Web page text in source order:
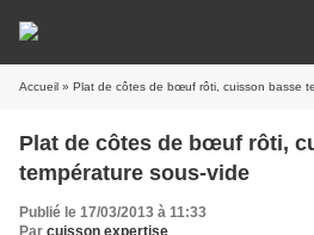
Accueil » Plat de côtes de bœuf rôti, cuisson basse
Plat de côtes de bœuf rôti,
température sous-vide
Publié le 17/03/2013 à 11:33
Par cuisson expertise